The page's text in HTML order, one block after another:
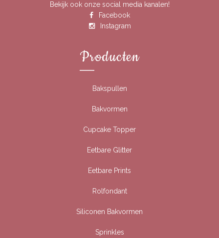
Bekijk ook onze social media kanalen!
Facebook
Instagram
Producten
Bakspullen
Bakvormen
Cupcake Topper
Eetbare Glitter
Eetbare Prints
Rolfondant
Siliconen Bakvormen
Sprinkles